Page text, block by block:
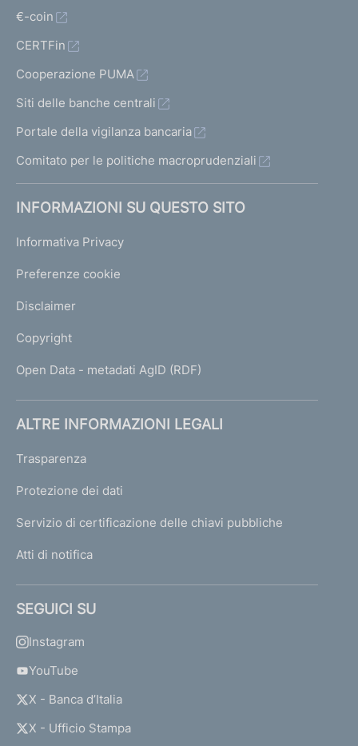
€-coin
CERTFin
Cooperazione PUMA
Siti delle banche centrali
Portale della vigilanza bancaria
Comitato per le politiche macroprudenziali
INFORMAZIONI SU QUESTO SITO
Informativa Privacy
Preferenze cookie
Disclaimer
Copyright
Open Data - metadati AgID (RDF)
ALTRE INFORMAZIONI LEGALI
Trasparenza
Protezione dei dati
Servizio di certificazione delle chiavi pubbliche
Atti di notifica
SEGUICI SU
Instagram
YouTube
X - Banca d’Italia
X - Ufficio Stampa